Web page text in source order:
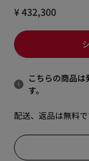
¥ 432,300
こちらの商品
す。
配送、返品は無料